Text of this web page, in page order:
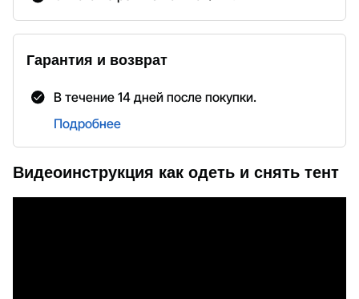
Видеоинструкция как одеть и снять тент
Гарантия и возврат
В течение 14 дней после покупки.
Подробнее